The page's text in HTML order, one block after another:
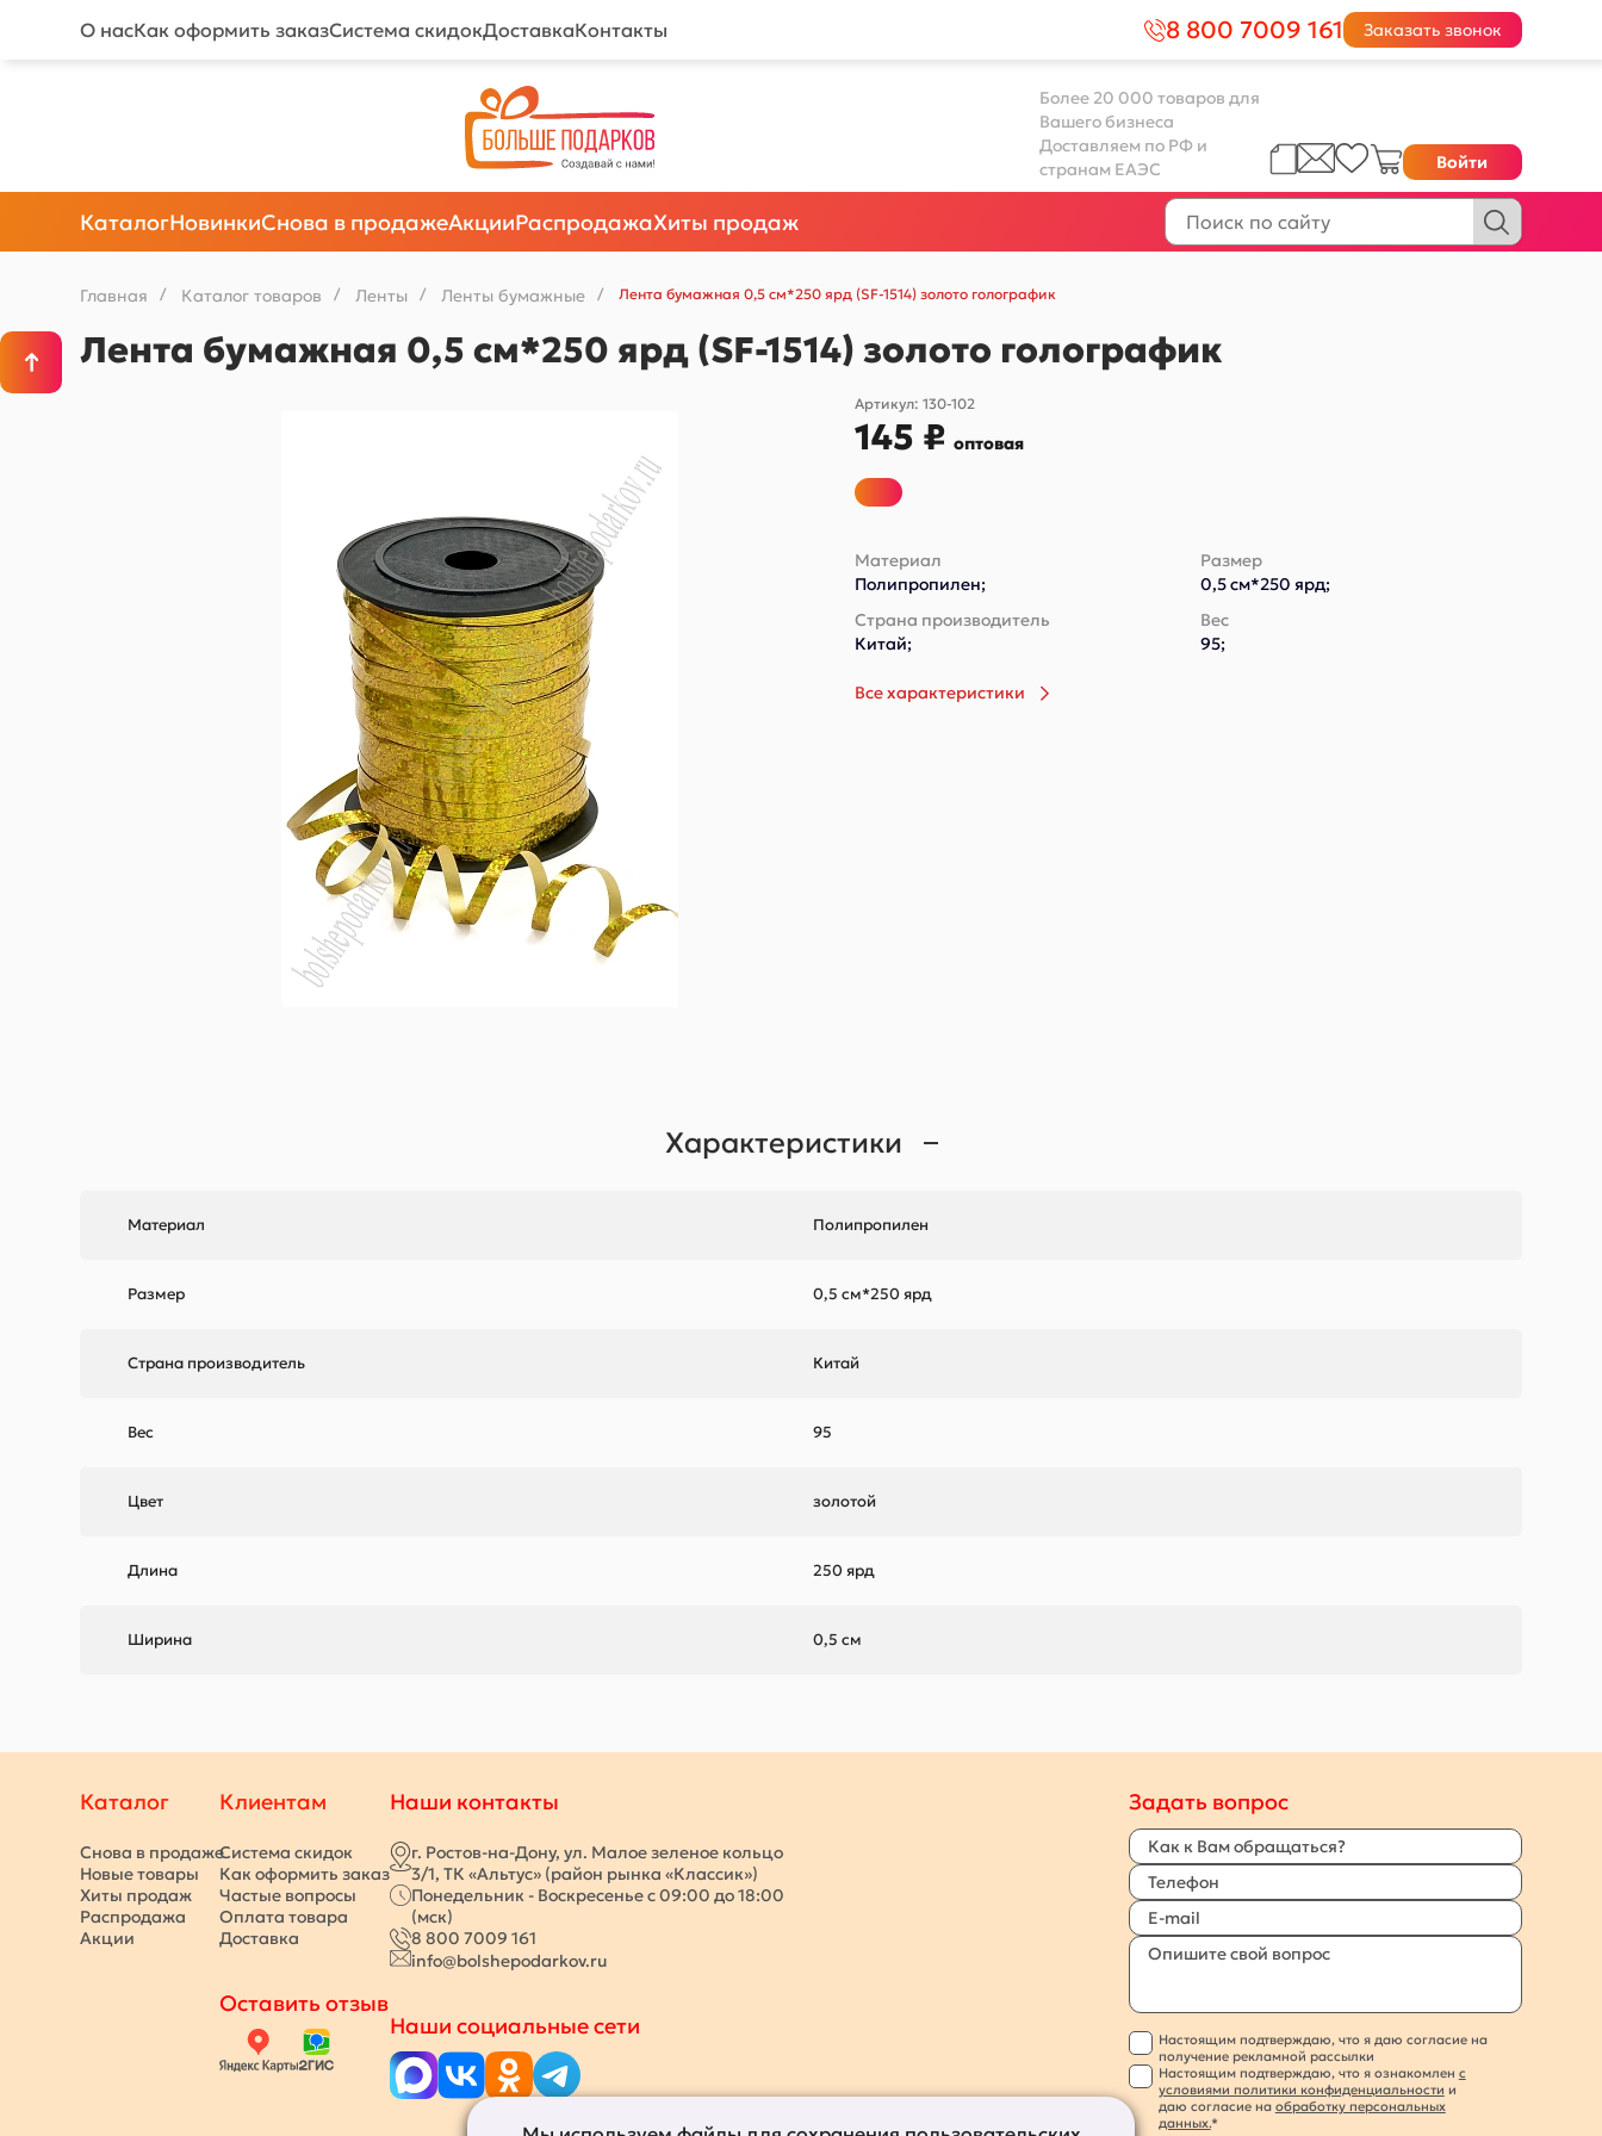
О насКак оформить заказСистема скидокДоставкаКонтакты 8 800 7009 161 Заказать звонок
Более 20 000 товаров для
Вашего бизнеса
Доставляем по РФ и
странам ЕАЭС
Войти
КаталогНовинкиСнова в продажеАкцииРаспродажаХиты продаж
Главная / Каталог товаров / Ленты / Ленты бумажные / Лента бумажная 0,5 см*250 ярд (SF-1514) золото голографик
Лента бумажная 0,5 см*250 ярд (SF-1514) золото голографик
Артикул:130-102
145 ₽оптовая
Материал
Полипропилен;
Размер
0,5 см*250 ярд;
Страна производитель
Китай;
Вес
95;
Все характеристики
Характеристики
Материал Полипропилен
Размер 0,5 см*250 ярд
Страна производитель Китай
Вес 95
Цвет золотой
Длина 250 ярд
Ширина 0,5 см
Каталог
Снова в продаже
Новые товары
Хиты продаж
Распродажа
Акции
Клиентам
Система скидок
Как оформить заказ
Частые вопросы
Оплата товара
Доставка
Оставить отзыв
Наши контакты
г. Ростов-на-Дону, ул. Малое зеленое кольцо
3/1, ТК «Альтус» (район рынка «Классик»)
Понедельник - Воскресенье с 09:00 до 18:00
(мск)
8 800 7009 161
info@bolshepodarkov.ru
Наши социальные сети
Задать вопрос
Настоящим подтверждаю, что я даю согласие на
получение рекламной рассылки
Настоящим подтверждаю, что я ознакомлен с
условиями политики конфиденциальности и
даю согласие на обработку персональных
данных.*